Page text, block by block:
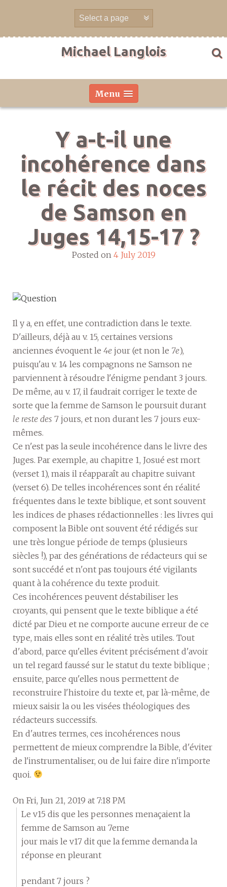
Michael Langlois
Menu
Y a-t-il une
incohérence dans
le récit des noces
de Samson en
Juges 14,15-17 ?
Posted on 4 July 2019
Il y a, en effet, une contradiction dans le texte.
D'ailleurs, déjà au v. 15, certaines versions
anciennes évoquent le 4e jour (et non le 7e),
puisqu'au v. 14 les compagnons ne Samson ne
parviennent à résoudre l'énigme pendant 3 jours.
De même, au v. 17, il faudrait corriger le texte de
sorte que la femme de Samson le poursuit durant
le reste des 7 jours, et non durant les 7 jours eux-
mêmes.
Ce n'est pas la seule incohérence dans le livre des
Juges. Par exemple, au chapitre 1, Josué est mort
(verset 1), mais il réapparaît au chapitre suivant
(verset 6). De telles incohérences sont én réalité
fréquentes dans le texte biblique, et sont souvent
les indices de phases rédactionnelles : les livres qui
composent la Bible ont souvent été rédigés sur
une très longue période de temps (plusieurs
siècles !), par des générations de rédacteurs qui se
sont succédé et n'ont pas toujours été vigilants
quant à la cohérence du texte produit.
Ces incohérences peuvent déstabiliser les
croyants, qui pensent que le texte biblique a été
dicté par Dieu et ne comporte aucune erreur de ce
type, mais elles sont en réalité très utiles. Tout
d'abord, parce qu'elles évitent précisément d'avoir
un tel regard faussé sur le statut du texte biblique ;
ensuite, parce qu'elles nous permettent de
reconstruire l'histoire du texte et, par là-même, de
mieux saisir la ou les visées théologiques des
rédacteurs successifs.
En d'autres termes, ces incohérences nous
permettent de mieux comprendre la Bible, d'éviter
de l'instrumentaliser, ou de lui faire dire n'importe
quoi.
On Fri, Jun 21, 2019 at 7:18 PM
Le v15 dis que les personnes menaçaient la
femme de Samson au 7eme
jour mais le v17 dit que la femme demanda la
réponse en pleurant
pendant 7 jours ?